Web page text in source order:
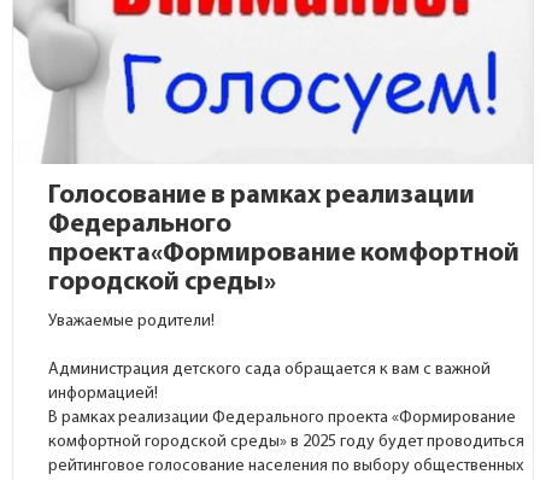
Голосование в рамках реализации
Федерального
проекта«Формирование комфортной
городской среды»
Уважаемые родители!
Администрация детского сада обращается к вам с важной
информацией!
В рамках реализации Федерального проекта «Формирование
комфортной городской среды» в 2025 году будет проводиться
рейтинговое голосование населения по выбору общественных